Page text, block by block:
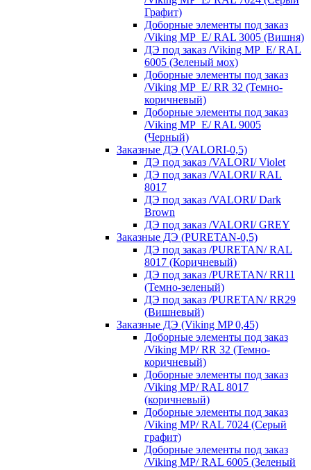
Графит)
Доборные элементы под заказ
/Viking MP_E/ RAL 3005 (Вишня)
ДЭ под заказ /Viking MP_E/ RAL
6005 (Зеленый мох)
Доборные элементы под заказ
/Viking MP_E/ RR 32 (Темно-
коричневый)
Доборные элементы под заказ
/Viking MP_E/ RAL 9005
(Черный)
Заказные ДЭ (VALORI-0,5)
ДЭ под заказ /VALORI/ Violet
ДЭ под заказ /VALORI/ RAL
8017
ДЭ под заказ /VALORI/ Dark
Brown
ДЭ под заказ /VALORI/ GREY
Заказные ДЭ (PURETAN-0,5)
ДЭ под заказ /PURETAN/ RAL
8017 (Коричневый)
ДЭ под заказ /PURETAN/ RR11
(Темно-зеленый)
ДЭ под заказ /PURETAN/ RR29
(Вишневый)
Заказные ДЭ (Viking MP 0,45)
Доборные элементы под заказ
/Viking MP/ RR 32 (Темно-
коричневый)
Доборные элементы под заказ
/Viking MP/ RAL 8017
(коричневый)
Доборные элементы под заказ
/Viking MP/ RAL 7024 (Серый
графит)
Доборные элементы под заказ
/Viking MP/ RAL 6005 (Зеленый